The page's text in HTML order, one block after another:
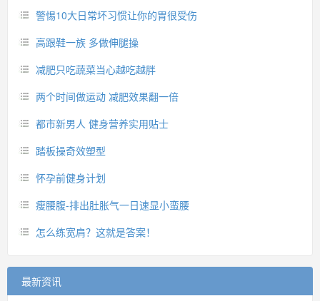
警惕10大日常坏习惯让你的胃很受伤
高跟鞋一族 多做伸腿操
减肥只吃蔬菜当心越吃越胖
两个时间做运动 减肥效果翻一倍
都市新男人 健身营养实用贴士
踏板操奇效塑型
怀孕前健身计划
瘦腰腹-排出肚胀气一日速显小蛮腰
怎么练宽肩？这就是答案！
最新资讯